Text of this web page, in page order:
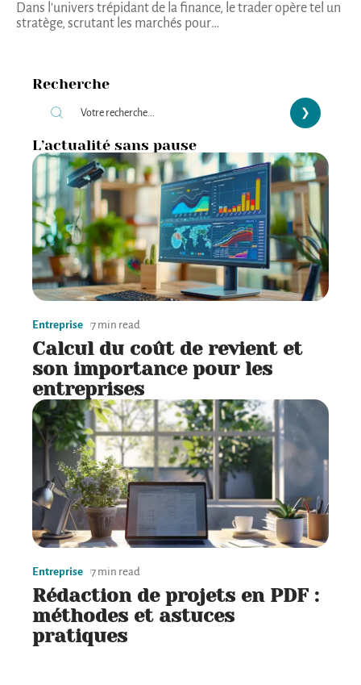
Dans l'univers trépidant de la finance, le trader opère tel un
stratège, scrutant les marchés pour…
Recherche
L’actualité sans pause
Entreprise 7 min read
Calcul du coût de revient et
son importance pour les
entreprises
Entreprise 7 min read
Rédaction de projets en PDF :
méthodes et astuces
pratiques